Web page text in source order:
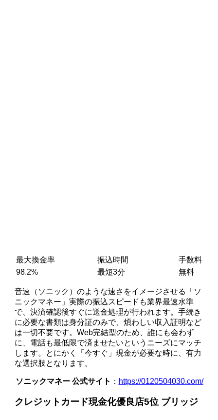
最大換金率 振込時間
手数料
98.2%
最短3分 無料
音速（ソニック）のような速さをイメージさせる「ソ
ニックマネー」実際の振込スピードも業界最速水準
で、決済確認後すぐに送金処理が行われます。手続き
に必要な書類は身分証のみで、煩わしい収入証明など
は一切不要です。Web完結型のため、誰にも会わず
に、電話も最低限で済ませたいというニーズにマッチ
します。とにかく「今すぐ」現金が必要な時に、有力
な選択肢となります。
ソニックマネー 公式サイト ： https://0120504030.com/
クレジットカード現金化優良店5位 ブリッジ